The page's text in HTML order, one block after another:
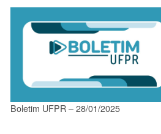
Boletim UFPR – 28/01/2025